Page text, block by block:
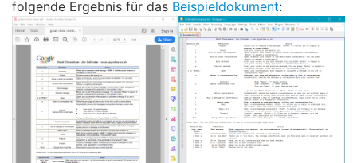
folgende Ergebnis für das Beispieldokument: